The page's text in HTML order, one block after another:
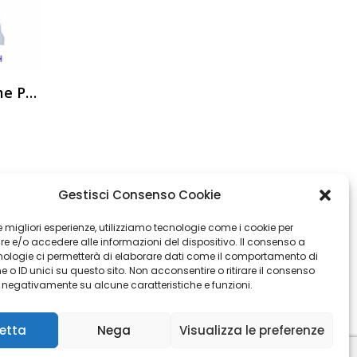
Gestisci Consenso Cookie
migliori esperienze, utilizziamo tecnologie come i cookie per
e/o accedere alle informazioni del dispositivo. Il consenso a
ci permetterà di elaborare dati come il comportamento di
o ID unici su questo sito. Non acconsentire o ritirare il consenso
su alcune caratteristiche e funzioni.
Nega Visualizza le preferenze
Cuscino Imbottito Anime Per Sofa
Arredo Vellutino Per Divani E
TAPPEZZERIA DIVANI SEDIE
(le sfumature possono variare da